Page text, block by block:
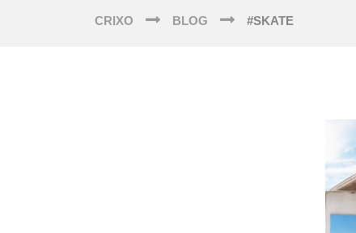
CRIXO BLOG #SKATE